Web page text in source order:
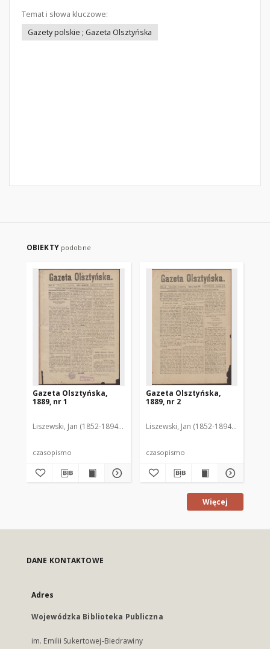
Temat i słowa kluczowe:
Gazety polskie ; Gazeta Olsztyńska
OBIEKTY podobne
Gazeta Olsztyńska,
1889, nr 1
Liszewski, Jan (1852-1894). Red.
czasopismo
Gazeta Olsztyńska,
1889, nr 2
Liszewski, Jan (1852-1894). Red.
czasopismo
Więcej
DANE KONTAKTOWE
Adres
Wojewódzka Biblioteka Publiczna
im. Emilii Sukertowej-Biedrawiny